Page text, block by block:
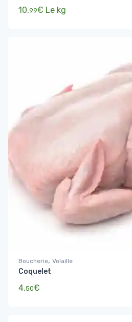
10,99€ Le kg
Boucherie, Volaille
Coquelet
4,50€